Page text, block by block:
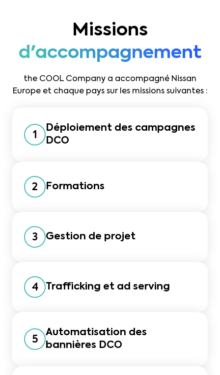
Missions
d'accompagnement
the COOL Company a accompagné Nissan
Europe et chaque pays sur les missions suivantes :
1
Déploiement des campagnes
DCO
2 Formations
3 Gestion de projet
4 Trafficking et ad serving
5
Automatisation des
bannières DCO